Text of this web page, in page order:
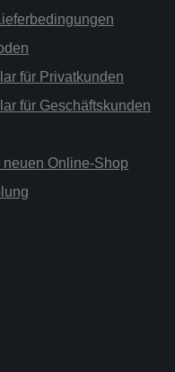
für Privatkunden
für Geschäftskunden
neuen Online-Shop